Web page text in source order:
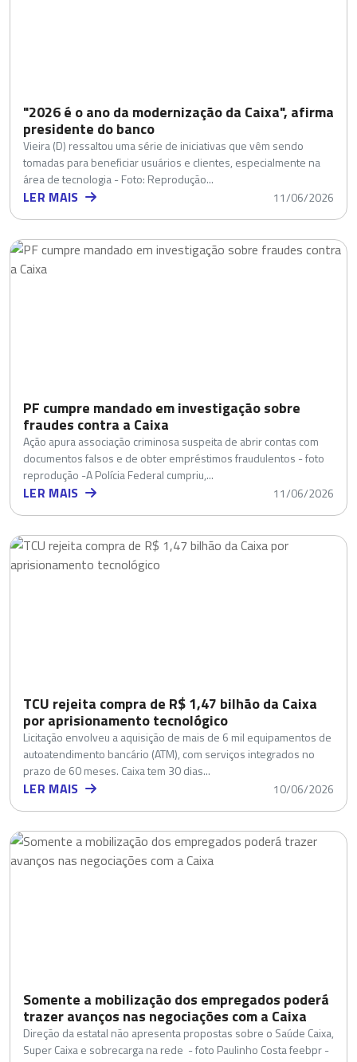
"2026 é o ano da modernização da Caixa", afirma
presidente do banco
Vieira (D) ressaltou uma série de iniciativas que vêm sendo
tomadas para beneficiar usuários e clientes, especialmente na
área de tecnologia - Foto: Reprodução...
LER MAIS 11/06/2026
PF cumpre mandado em investigação sobre
fraudes contra a Caixa
Ação apura associação criminosa suspeita de abrir contas com
documentos falsos e de obter empréstimos fraudulentos - foto
reprodução -A Polícia Federal cumpriu,...
LER MAIS 11/06/2026
TCU rejeita compra de R$ 1,47 bilhão da Caixa
por aprisionamento tecnológico
Licitação envolveu a aquisição de mais de 6 mil equipamentos de
autoatendimento bancário (ATM), com serviços integrados no
prazo de 60 meses. Caixa tem 30 dias...
LER MAIS 10/06/2026
Somente a mobilização dos empregados poderá
trazer avanços nas negociações com a Caixa
Direção da estatal não apresenta propostas sobre o Saúde Caixa,
Super Caixa e sobrecarga na rede - foto Paulinho Costa feebpr -